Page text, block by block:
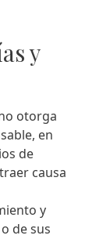
y
otorga
en
de
causa
y
de sus